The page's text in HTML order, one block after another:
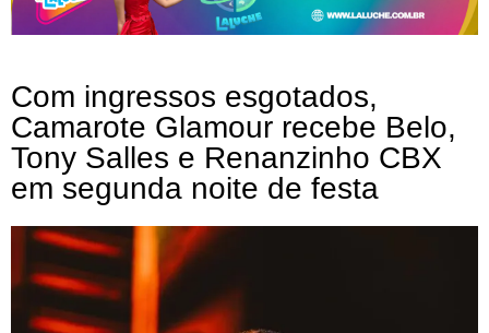
Com ingressos esgotados,
Camarote Glamour recebe Belo,
Tony Salles e Renanzinho CBX
em segunda noite de festa